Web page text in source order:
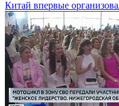
Китай впервые